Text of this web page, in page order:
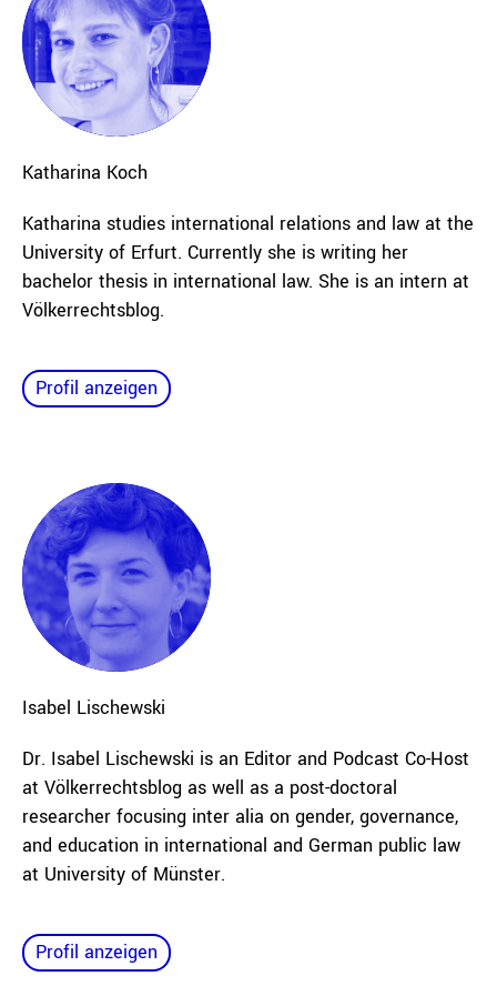
Katharina Koch
Katharina studies international relations and law at the
University of Erfurt. Currently she is writing her
bachelor thesis in international law. She is an intern at
Völkerrechtsblog.
Profil anzeigen
Isabel Lischewski
Dr. Isabel Lischewski is an Editor and Podcast Co-Host
at Völkerrechtsblog as well as a post-doctoral
researcher focusing inter alia on gender, governance,
and education in international and German public law
at University of Münster.
Profil anzeigen